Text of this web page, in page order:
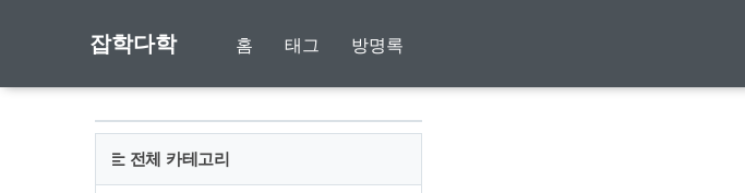
잡학다학 홈 태그 방명록
전체 카테고리